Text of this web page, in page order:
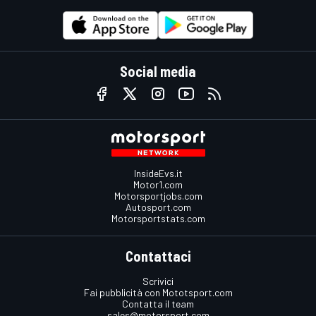
Social media
InsideEvs.it
Motor1.com
Motorsportjobs.com
Autosport.com
Motorsportstats.com
Contattaci
Scrivici
Fai pubblicità con Mototsport.com
Contatta il team